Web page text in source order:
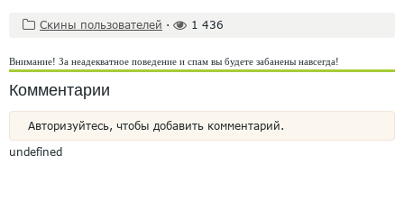
Скины пользователей · 1 436
Внимание! За неадекватное поведение и спам вы будете забанены навсегда!
Комментарии
Авторизуйтесь, чтобы добавить комментарий.
undefined